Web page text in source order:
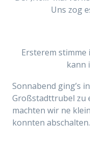
Uns zog
Ersterem stimme
kann
Sonnabend ging’s
Großstadttrubel zu
machten wir ne
konnten